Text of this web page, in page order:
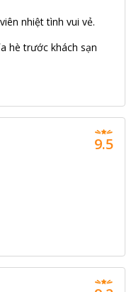
nhiệt tình vui vẻ.
hè trước khách sạn
9.5